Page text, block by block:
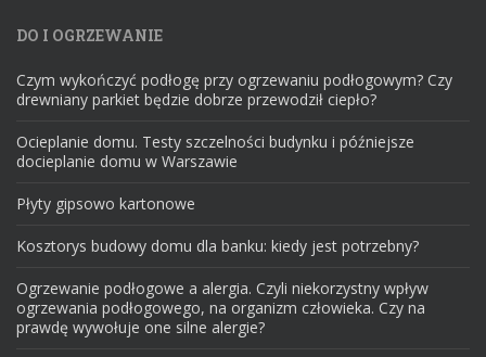
DO I OGRZEWANIE
Czym wykończyć podłogę przy ogrzewaniu podłogowym? Czy
drewniany parkiet będzie dobrze przewodził ciepło?
Ocieplanie domu. Testy szczelności budynku i późniejsze
docieplanie domu w Warszawie
Płyty gipsowo kartonowe
Kosztorys budowy domu dla banku: kiedy jest potrzebny?
Ogrzewanie podłogowe a alergia. Czyli niekorzystny wpływ
ogrzewania podłogowego, na organizm człowieka. Czy na
prawdę wywołuje one silne alergie?